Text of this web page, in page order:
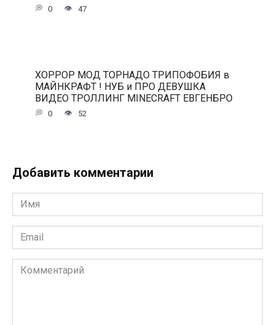
0 47
ХОРРОР МОД ТОРНАДО ТРИПОФОБИЯ в
МАЙНКРАФТ ! НУБ и ПРО ДЕВУШКА
ВИДЕО ТРОЛЛИНГ MINECRAFT ЕВГЕНБРО
0 52
Добавить комментарии
Имя
*
Email
*
Комментарий